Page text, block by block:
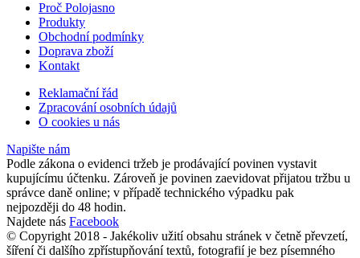
Proč Polojasno
Produkty
Obchodní podmínky
Doprava zboží
Kontakt
Reklamační řád
Zpracování osobních údajů
O cookies u nás
Napište nám
Podle zákona o evidenci tržeb je prodávající povinen vystavit
kupujícímu účtenku. Zároveň je povinen zaevidovat přijatou tržbu u
správce daně online; v případě technického výpadku pak
nejpozději do 48 hodin.
Najdete nás Facebook
© Copyright 2018 - Jakékoliv užití obsahu stránek v četně převzetí,
šíření či dalšího zpřístupňování textů, fotografií je bez písemného